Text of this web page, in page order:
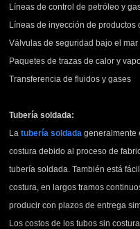
Líneas de control de petróleo y
Líneas de inyección de productos
Válvulas de seguridad bajo el mar
Paquetes de trazas de calor y
Transferencia de fluidos y gases
Tubería soldada:
Latubería soldada generalmente
costura debido al proceso de
tubería soldada. También está
costura, en largos tramos
producir con plazos de entrega
Los costos de los tubos sin